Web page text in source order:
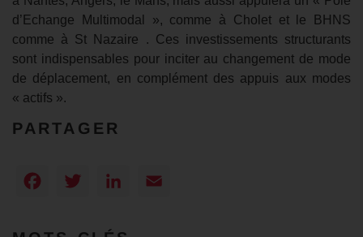
d’Echange Multimodal », comme à Cholet et le BHNS
comme à St Nazaire . Ces investissements structurants
sont indispensables pour inciter au changement de mode
de déplacement, en complément des appuis aux modes
« actifs ».
PARTAGER
Facebook
TwitterLinkedIn